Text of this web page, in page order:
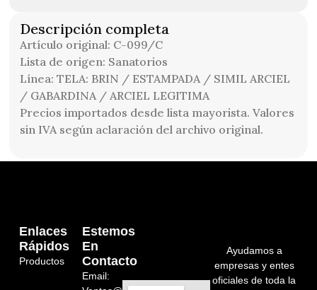
Descripción completa
Artículo original: C-099/C
Lista de origen: Sanatorios
Línea: TELA: BRIN / ESTAMPADA / SIMIL ARCIEL
/ GABARDINA / ARCIEL LEGITIMA
Precios importados desde lista mayorista. Valores
sin IVA según aclaración del archivo original.
Ayudamos a
empresas y entes
oficiales de toda la
Enlaces
Rápidos
Productos
Estemos
En
Contacto
Email: